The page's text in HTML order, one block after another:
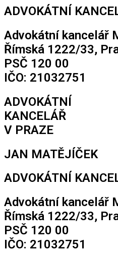
ADVOKÁTNÍ
Advokátní kancelář
Římská 1222/33,
PSČ 120 00
IČO: 21032751
ADVOKÁTNÍ
KANCELÁŘ
V PRAZE
JAN MATĚJÍČEK
ADVOKÁTNÍ
Advokátní kancelář
Římská 1222/33,
PSČ 120 00
IČO: 21032751